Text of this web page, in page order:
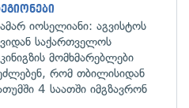
იოსელიანი: აგვისტოს
საქართველოს
მომხმარებლები
რომ თბილისიდან
4 საათში იმგზავრონ